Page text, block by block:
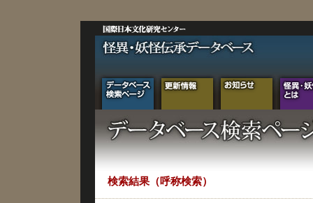
検索結果（呼称検索）